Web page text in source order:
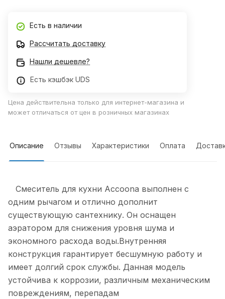
Есть в наличии
Рассчитать доставку
Нашли дешевле?
Есть кэшбэк UDS
Цена действительна только для интернет-магазина и
может отличаться от цен в розничных магазинах
Описание Отзывы Характеристики Оплата
Смеситель для кухни Accoona выполнен с
одним рычагом и отлично дополнит
существующую сантехнику. Он оснащен
аэратором для снижения уровня шума и
экономного расхода воды.Внутренняя
конструкция гарантирует бесшумную работу и
имеет долгий срок службы. Данная модель
устойчива к коррозии, различным механическим
повреждениям, перепадам